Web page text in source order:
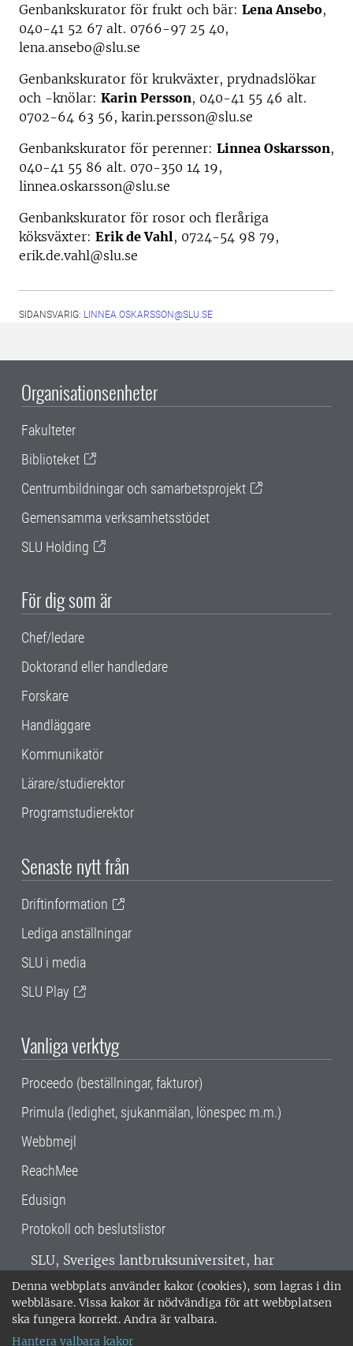
Denna webbplats använder kakor (cookies), som lagras i din
webbläsare. Vissa kakor är nödvändiga för att webbplatsen
ska fungera korrekt. Andra är valbara.
Hantera valbara kakor
Genbankskurator för frukt och bär: Lena Ansebo,
040-41 52 67 alt. 0766-97 25 40,
lena.ansebo@slu.se
Genbankskurator för krukväxter, prydnadslökar
och -knölar: Karin Persson, 040-41 55 46 alt.
0702-64 63 56, karin.persson@slu.se
Genbankskurator för perenner: Linnea Oskarsson,
040-41 55 86 alt. 070-350 14 19,
linnea.oskarsson@slu.se
Genbankskurator för rosor och fleråriga
köksväxter: Erik de Vahl, 0724-54 98 79,
erik.de.vahl@slu.se
SIDANSVARIG: LINNEA.OSKARSSON@SLU.SE
Organisationsenheter
Fakulteter
Biblioteket
Centrumbildningar och samarbetsprojekt
Gemensamma verksamhetsstödet
SLU Holding
För dig som är
Chef/ledare
Doktorand eller handledare
Forskare
Handläggare
Kommunikatör
Lärare/studierektor
Programstudierektor
Senaste nytt från
Driftinformation
Lediga anställningar
SLU i media
SLU Play
Vanliga verktyg
Proceedo (beställningar, fakturor)
Primula (ledighet, sjukanmälan, lönespec m.m.)
Webbmejl
ReachMee
Edusign
Protokoll och beslutslistor
SLU, Sveriges lantbruksuniversitet, har
verksamhet över hela Sverige. Huvudorter är
Alnarp, Uppsala och Umeå.SLU är
miljöcertifierat enligt ISO 14001. •
018-67 10 00 • Org nr: 202100-2817 •